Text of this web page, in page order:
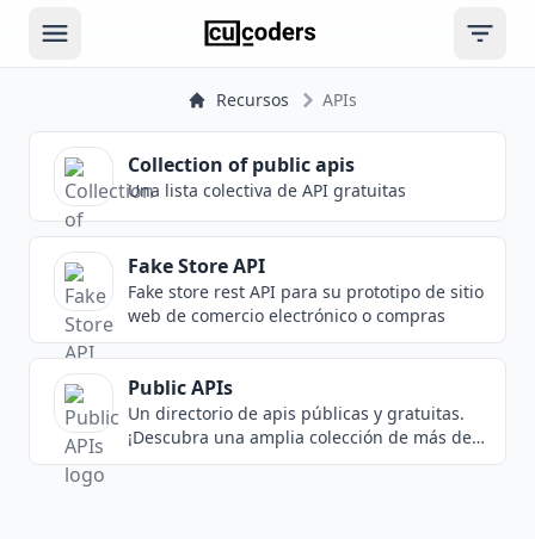
Open main menu Open
Recursos APIs
Collection of public apis
Una lista colectiva de API gratuitas
Fake Store API
Fake store rest API para su prototipo de sitio
web de comercio electrónico o compras
Public APIs
Un directorio de apis públicas y gratuitas.
¡Descubra una amplia colección de más de
700 API públicas y gratuitas para mejorar